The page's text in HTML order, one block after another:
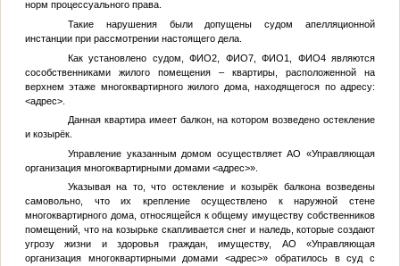
норм процессуального права.
Такие нарушения были допущены судом апелляционной
инстанции при рассмотрении настоящего дела.
Как установлено судом,ФИО2 ФИО7,ФИО1 ФИО4являются
сособственниками жилого помещения – квартиры, расположенной на
верхнем этаже многоквартирного жилого дома, находящегося по адресу:
<адрес>.
Данная квартира имеет балкон, на котором возведено остекление
и козырёк.
Управление указанным домом осуществляет АО «Управляющая
организация многоквартирными домами <адрес>».
Указывая на то, что остекление и козырёк балкона возведены
самовольно, что их крепление осуществлено к наружной стене
многоквартирного дома, относящейся к общему имуществу собственников
помещений, что на козырьке скапливается снег и наледь, которые создают
угрозу жизни и здоровья граждан, имуществу, АО «Управляющая
организация многоквартирными домами<адрес>» обратилось в суд с